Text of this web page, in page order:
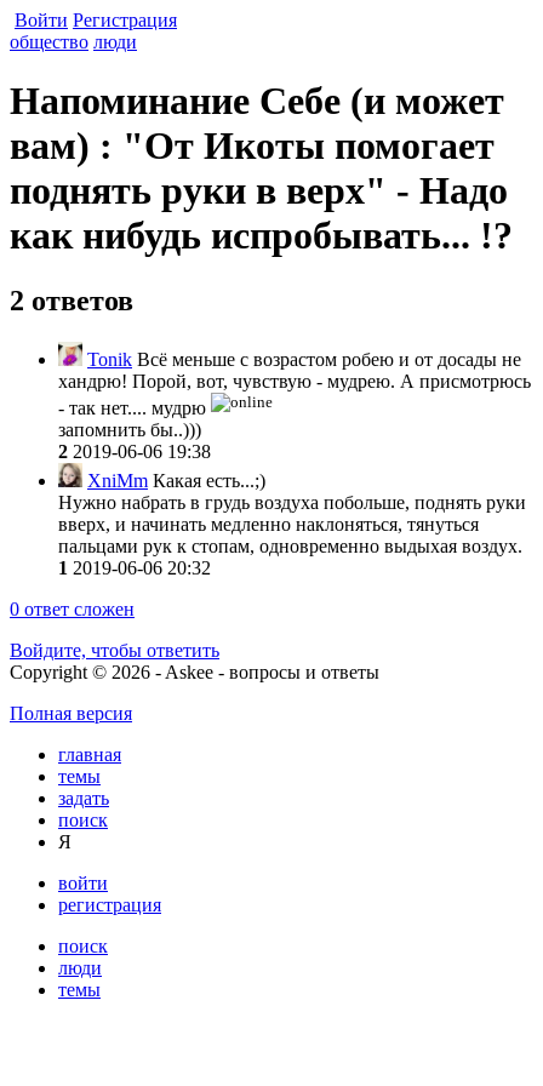
Войти Регистрация
общество люди
Напоминание Себе (и может
вам) : "От Икоты помогает
поднять руки в верх" - Надо
как нибудь испробывать... !?
2 ответов
Tonik Всё меньше с возрастом робею и от досады не
хандрю! Порой, вот, чувствую - мудрею. А присмотрюсь
- так нет.... мудрю
запомнить бы..)))
2 2019-06-06 19:38
XniMm Какая есть...;)
Нужно набрать в грудь воздуха побольше, поднять руки
вверх, и начинать медленно наклоняться, тянуться
пальцами рук к стопам, одновременно выдыхая воздух.
1 2019-06-06 20:32
0 ответ сложен
Войдите, чтобы ответить
Copyright © 2026 - Askee - вопросы и ответы
Полная версия
главная
темы
задать
поиск
Я
войти
регистрация
поиск
люди
темы